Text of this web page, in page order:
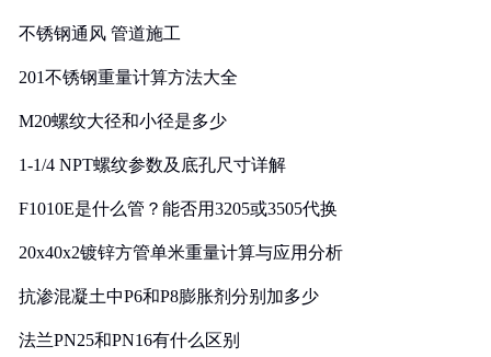
不锈钢通风 管道施工
201不锈钢重量计算方法大全
M20螺纹大径和小径是多少
1-1/4 NPT螺纹参数及底孔尺寸详解
F1010E是什么管？能否用3205或3505代换
20x40x2镀锌方管单米重量计算与应用分析
抗渗混凝土中P6和P8膨胀剂分别加多少
法兰PN25和PN16有什么区别